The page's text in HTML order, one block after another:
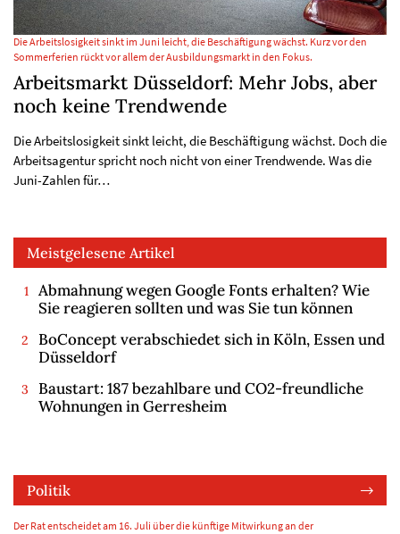
Die Arbeitslosigkeit sinkt im Juni leicht, die Beschäftigung wächst. Kurz vor den
Sommerferien rückt vor allem der Ausbildungsmarkt in den Fokus.
Arbeitsmarkt Düsseldorf: Mehr Jobs, aber
noch keine Trendwende
Die Arbeitslosigkeit sinkt leicht, die Beschäftigung wächst. Doch die
Arbeitsagentur spricht noch nicht von einer Trendwende. Was die
Juni-Zahlen für…
Meistgelesene Artikel
Abmahnung wegen Google Fonts erhalten? Wie
Sie reagieren sollten und was Sie tun können
BoConcept verabschiedet sich in Köln, Essen und
Düsseldorf
Baustart: 187 bezahlbare und CO2-freundliche
Wohnungen in Gerresheim
Politik
Der Rat entscheidet am 16. Juli über die künftige Mitwirkung an der